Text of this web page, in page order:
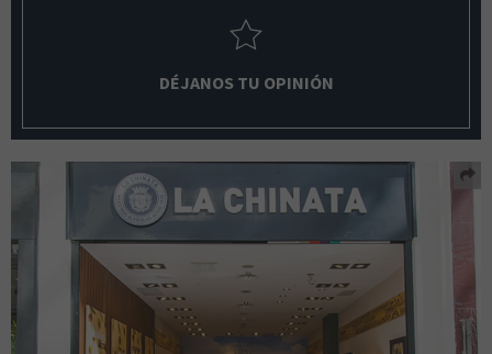
DÉJANOS TU OPINIÓN